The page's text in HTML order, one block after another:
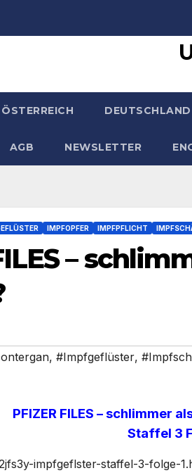
ÖSTERREICH DEUTSCHLAND
AGB NEWSLETTER
IMPFOPFER IMPFPFLICHT
–
, #Impfgeflüster,
PFIZER FILES – schlimmer
Staffel 3
impfgeflster-staffel-3-folge-